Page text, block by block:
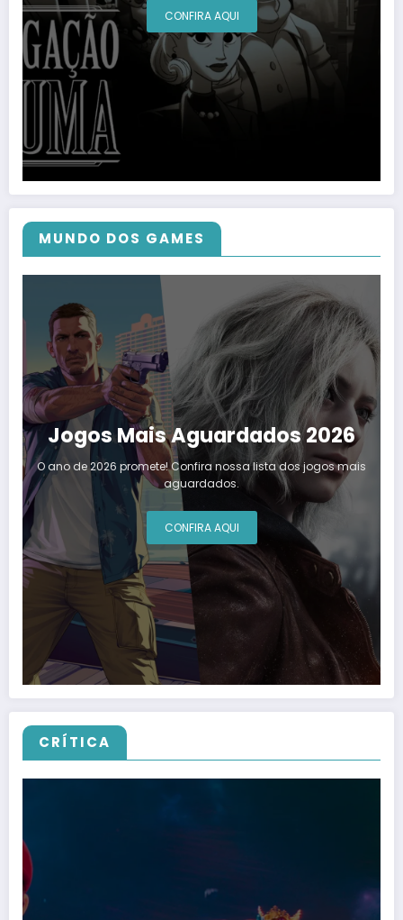
CONFIRA AQUI
MUNDO DOS GAMES
Jogos Mais Aguardados 2026
O ano de 2026 promete! Confira nossa lista dos jogos mais
aguardados.
CONFIRA AQUI
CRÍTICA